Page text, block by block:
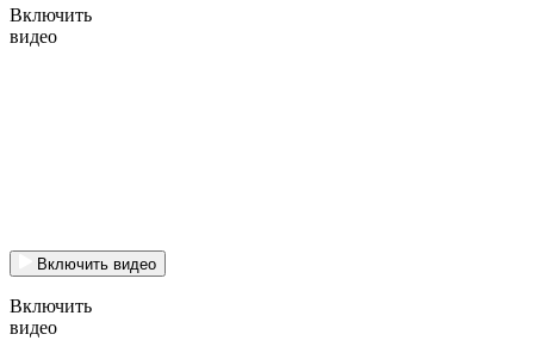
Включить
видео
Включить видео
Включить
видео